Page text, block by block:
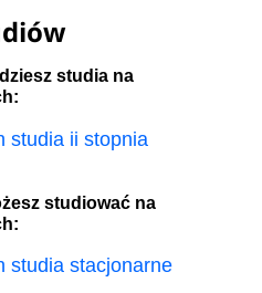
studia na
studia ii stopnia
studiować na
studia stacjonarne